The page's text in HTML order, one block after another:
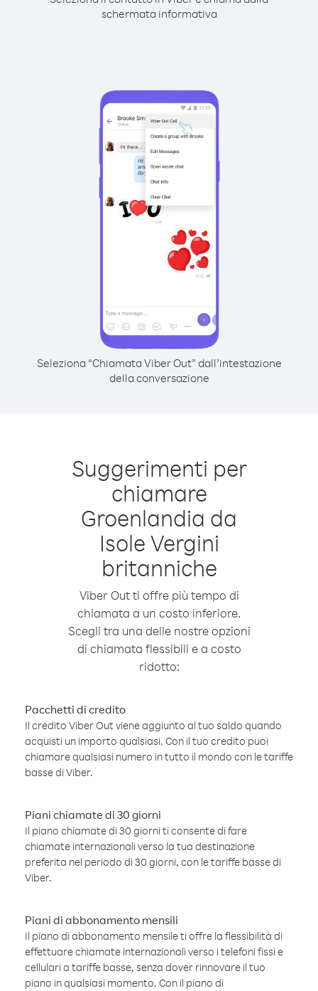
schermata informativa
Seleziona “Chiamata Viber Out” dall’intestazione
della conversazione
Suggerimenti per
chiamare
Groenlandia da
Isole Vergini
britanniche
Viber Out ti offre più tempo di
chiamata a un costo inferiore.
Scegli tra una delle nostre opzioni
di chiamata flessibili e a costo
ridotto:
Pacchetti di credito
Il credito Viber Out viene aggiunto al tuo saldo quando
acquisti un importo qualsiasi. Con il tuo credito puoi
chiamare qualsiasi numero in tutto il mondo con le tariffe
basse di Viber.
Piani chiamate di 30 giorni
Il piano chiamate di 30 giorni ti consente di fare
chiamate internazionali verso la tua destinazione
preferita nel periodo di 30 giorni, con le tariffe basse di
Viber.
Piani di abbonamento mensili
Il piano di abbonamento mensile ti offre la flessibilità di
effettuare chiamate internazionali verso i telefoni fissi e
cellulari a tariffe basse, senza dover rinnovare il tuo
piano in qualsiasi momento. Con il piano di